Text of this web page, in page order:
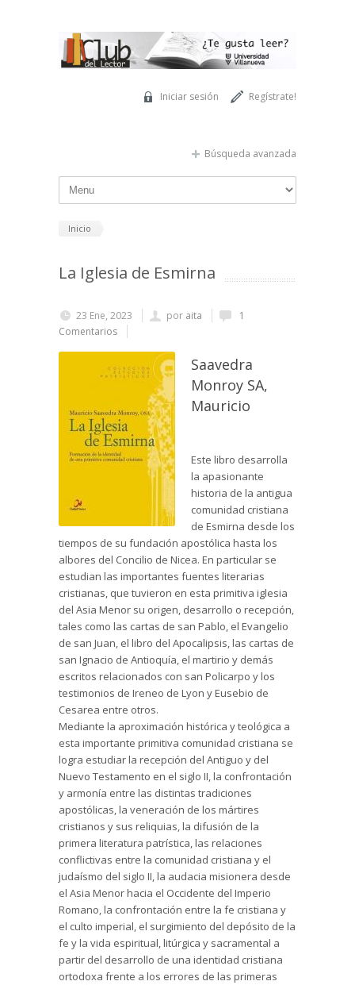
Regístrate!
Iniciar sesión
Búsqueda avanzada
Inicio
La Iglesia de Esmirna
23 Ene, 2023 por aita
1
Comentarios
Saavedra
Monroy SA,
Mauricio
Este libro desarrolla
la apasionante
historia de la antigua
comunidad cristiana
de Esmirna desde los
tiempos de su fundación apostólica hasta los
albores del Concilio de Nicea. En particular se
estudian las importantes fuentes literarias
cristianas, que tuvieron en esta primitiva iglesia
del Asia Menor su origen, desarrollo o recepción,
tales como las cartas de san Pablo, el Evangelio
de san Juan, el libro del Apocalipsis, las cartas de
san Ignacio de Antioquía, el martirio y demás
escritos relacionados con san Policarpo y los
testimonios de Ireneo de Lyon y Eusebio de
Cesarea entre otros.
Mediante la aproximación histórica y teológica a
esta importante primitiva comunidad cristiana se
logra estudiar la recepción del Antiguo y del
Nuevo Testamento en el siglo II, la confrontación
y armonía entre las distintas tradiciones
apostólicas, la veneración de los mártires
cristianos y sus reliquias, la difusión de la
primera literatura patrística, las relaciones
conflictivas entre la comunidad cristiana y el
judaísmo del siglo II, la audacia misionera desde
el Asia Menor hacia el Occidente del Imperio
Romano, la confrontación entre la fe cristiana y
el culto imperial, el surgimiento del depósito de la
fe y la vida espiritual, litúrgica y sacramental a
partir del desarrollo de una identidad cristiana
ortodoxa frente a los errores de las primeras